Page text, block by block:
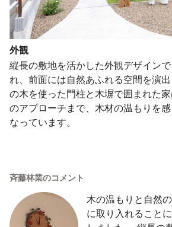
外観
縦長の敷地を活かした外観デザイン
れ、前面には自然あふれる空間を演
の木を使った門柱と木塀で囲まれた
のアプローチまで、木材の温もりを
なっています。
斉藤林業のコメント
木の温もりと自然
に取り入れること